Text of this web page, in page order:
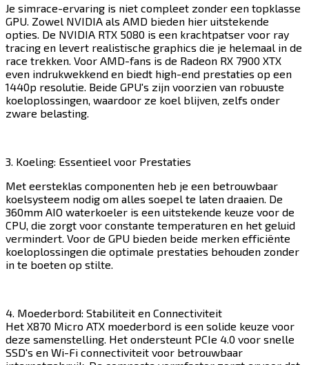
Je simrace-ervaring is niet compleet zonder een topklasse
GPU. Zowel NVIDIA als AMD bieden hier uitstekende
opties. De NVIDIA RTX 5080 is een krachtpatser voor ray
tracing en levert realistische graphics die je helemaal in de
race trekken. Voor AMD-fans is de Radeon RX 7900 XTX
even indrukwekkend en biedt high-end prestaties op een
1440p resolutie. Beide GPU's zijn voorzien van robuuste
koeloplossingen, waardoor ze koel blijven, zelfs onder
zware belasting.​​​​‌ ‍ ​‍​‍‌‍ ‌ ​‍‌‍‍‌‌‍‌ ‌‍‍‌‌‍ ‍​‍​‍​ ‍‍​‍​‍‌ ​ ‌‍​‌‌‍ ‍‌‍‍‌‌ ‌​‌ ‍‌​‍ ‍‌‍‍‌‌‍ ​‍​‍​‍ ​​‍​‍‌‍‍​‌ ​‍‌‍‌‌‌‍‌‍​‍​‍​ ‍‍​‍​‍​‍ ‌‍​‌‌‍‌​‌‍ ‌‌‍‍‌‌‍ ‍​‍ ‌‍‍‌‌‍ ‍‌ ‌​‌‍‌‌‌‍ ‍‌ ‌​​‍ ‌‍‌‌‌‍‌​‌‍‍‌‌ ‌​​‍ ‌‍ ‌‌‍ ‌‍‌​‌‍‌‌​ ‌‌ ​​‌ ​‍‌‍‌‌‌ ​ ‌‍‌‌‌‍ ‍‌ ‌​‌‍​‌‌ ‌​‌‍‍‌‌‍ ‌‍ ‍​ ‍ ‌‍‍‌‌‍‌​​ ‌​ ‌​​ ​​​ ​‍​ ‍​‌‍​ ​ ‌‍​ ‌‍‌‍​‍​‍ ‌‌‍​‌​ ‌‌​ ‌ ‌‍‌‌​‍ ‌​ ‌​​ ‌‍​ ‌‍​ ​‌​‍ ‌​ ‍​‌‍​‍​ ‍‌​ ‍​​‍ ‌‌‍​‍​ ‍​​ ‍​‌‍‌‍​ ​ ​ ​​​ ​​​ ‍​​ ‌​​ ​​‌‍​ ​ ‍​​ ‍ ‌ ‌​‌ ‍‌‌ ​​‌‍‌‌​ ‌‌‍​‍‌ ‌‌‌‍‍‌‌‍ ​‌‍‌​​ ‍ ‌ ​​‌‍​‌‌ ‌​‌‍‍​​ ‌‌‍‍‌​ ​‌​ ‍​‌‍ ‍‌‌ ‌‍ ​‌‍ ‌‍ ‍‌‍‌ ‌‌ ‌‍‌​‌‍‌‌‌ ​ ‌‍​ ​‍‌‌​ ‌‌‌​​‍‌‌ ‌‍‍ ‌‍‌‌‌ ‍‌​‍‌‌​ ​ ‌​‌​​‍‌‌​ ​ ‌​‌​​‍‌‌​ ​‍​ ​‍‌‍ ‍‌‍ ​​‍‌‌​ ​‍​ ​‍​‍‌‌​ ‌‌‌​‌​​‍ ‍‌ ‌‍‌‍​‌‌‍ ​‌ ‌‌‌‍‌‌​‍‌‌​ ‌‌‌​​‍‌‌ ‌‍‍ ‌‍‌‌‌ ‍‌​‍‌‌​ ​ ‌​‌​​‍‌‌​ ​ ‌​‌​​‍‌‌​ ​‍​ ​‍‌‍‌‌​ ​​‌‍​ ​ ‌‌​ ​‌​ ‌‌‌‍‌‌​ ‍​‌‍‌​​ ‌ ‌‍​‌​ ​​​‍‌‌​ ​‍​ ​‍​‍‌‌​ ‌‌‌​‌​​‍ ‍‌‍​ ‌‍‍​‌‍‍‌‌‍ ​‌‍‌​‌ ​‍‌‍‌‌‌‍ ‍​‍‌‌​ ‌‌‌​​‍‌‌ ‌‍‍ ‌‍‌‌‌ ‍‌​‍‌‌​ ​ ‌​‌​​‍‌‌​ ​ ‌​‌​​‍‌‌​ ​‍​ ​‍​ ‍‌​ ‌​‌‍‌‍‌‍​‌​ ​‍​ ​​​ ‌ ‌‍​‌‌‍‌‍​ ​ ​ ​‍​ ​‌​‍‌‌​ ​‍​ ​‍​‍‌‌​ ‌‌‌​‌​​‍ ‍‌ ‌​‌‍‌‌‌ ‍​‌ ‌​​ ‌‍​‍‌‍​‌‌ ​ ‌‍‌‌‌‌‌‌‌ ​‍‌‍ ​​ ‌​‍‌‌​ ​‍‌​‌‍‌‍​‌‌‍‌​‌‍ ‌‌‍‍‌‌‍ ‍​‍‌‍‌‍‍‌‌‍‌​​ ‌​ ‌​​ ​​​ ​‍​ ‍​‌‍​ ​ ‌‍​ ‌‍‌‍​‍​‍ ‌‌‍​‌​ ‌‌​ ‌ ‌‍‌‌​‍ ‌​ ‌​​ ‌‍​ ‌‍​ ​‌​‍ ‌​ ‍​‌‍​‍​ ‍‌​ ‍​​‍ ‌‌‍​‍​ ‍​​ ‍​‌‍‌‍​ ​ ​ ​​​ ​​​ ‍​​ ‌​​ ​​‌‍​ ​ ‍​​‍‌‍‌ ‌​‌ ‍‌‌ ​​‌‍‌‌​ ‌‌‍​‍‌ ‌‌‌‍‍‌‌‍ ​‌‍‌​​‍‌‍‌ ​​‌‍​‌‌ ‌​‌‍‍​​ ‌‌‍‍‌​ ​‌​ ‍​‌‍ ‍‌‌ ‌‍ ​‌‍ ‌‍ ‍‌‍‌ ‌‌ ‌‍‌​‌‍‌‌‌ ​ ‌‍​ ​‍‌‌​ ‌‌‌​​‍‌‌ ‌‍‍ ‌‍‌‌‌ ‍‌​‍‌‌​ ​ ‌​‌​​‍‌‌​ ​ ‌​‌​​‍‌‌​ ​‍​ ​‍‌‍ ‍‌‍ ​​‍‌‌​ ​‍​ ​‍​‍‌‌​ ‌‌‌​‌​​‍ ‍‌ ‌‍‌‍​‌‌‍ ​‌ ‌‌‌‍‌‌​‍‌‌​ ‌‌‌​​‍‌‌ ‌‍‍ ‌‍‌‌‌ ‍‌​‍‌‌​ ​ ‌​‌​​‍‌‌​ ​ ‌​‌​​‍‌‌​ ​‍​ ​‍‌‍‌‌​ ​​‌‍​ ​ ‌‌​ ​‌​ ‌‌‌‍‌‌​ ‍​‌‍‌​​ ‌ ‌‍​‌​ ​​​‍‌‌​ ​‍​ ​‍​‍‌‌​ ‌‌‌​‌​​‍ ‍‌‍​ ‌‍‍​‌‍‍‌‌‍ ​‌‍‌​‌ ​‍‌‍‌‌‌‍ ‍​‍‌‌​ ‌‌‌​​‍‌‌ ‌‍‍ ‌‍‌‌‌ ‍‌​‍‌‌​ ​ ‌​‌​​‍‌‌​ ​ ‌​‌​​‍‌‌​ ​‍​ ​‍​ ‍‌​ ‌​‌‍‌‍‌‍​‌​ ​‍​ ​​​ ‌ ‌‍​‌‌‍‌‍​ ​ ​ ​‍​ ​‌​‍‌‌​ ​‍​ ​‍​‍‌‌​ ‌‌‌​‌​​‍ ‍‌ ‌​‌‍‌‌‌ ‍​‌ ‌​​‍‌‍‌ ​​‌‍‌‌‌ ​‍‌ ​ ‌ ​​‌‍‌‌‌‍​ ‌ ‌​‌‍‍‌‌ ‌‍‌‍‌‌​ ‌‌ ​​‌ ‌‌‌‍​‍‌‍ ​‌‍‍‌‌ ​ ‌‍‍​‌‍‌‌‌‍‌​​‍​‍‌ ‌
3. Koeling: Essentieel voor Prestaties​​​​‌ ‍ ​‍​‍‌‍ ‌ ​‍‌‍‍‌‌‍‌ ‌‍‍‌‌‍ ‍​‍​‍​ ‍‍​‍​‍‌ ​ ‌‍​‌‌‍ ‍‌‍‍‌‌ ‌​‌ ‍‌​‍ ‍‌‍‍‌‌‍ ​‍​‍​‍ ​​‍​‍‌‍‍​‌ ​‍‌‍‌‌‌‍‌‍​‍​‍​ ‍‍​‍​‍​‍ ‌‍​‌‌‍‌​‌‍ ‌‌‍‍‌‌‍ ‍​‍ ‌‍‍‌‌‍ ‍‌ ‌​‌‍‌‌‌‍ ‍‌ ‌​​‍ ‌‍‌‌‌‍‌​‌‍‍‌‌ ‌​​‍ ‌‍ ‌‌‍ ‌‍‌​‌‍‌‌​ ‌‌ ​​‌ ​‍‌‍‌‌‌ ​ ‌‍‌‌‌‍ ‍‌ ‌​‌‍​‌‌ ‌​‌‍‍‌‌‍ ‌‍ ‍​ ‍ ‌‍‍‌‌‍‌​​ ‌​ ‌​​ ​​​ ​‍​ ‍​‌‍​ ​ ‌‍​ ‌‍‌‍​‍​‍ ‌‌‍​‌​ ‌‌​ ‌ ‌‍‌‌​‍ ‌​ ‌​​ ‌‍​ ‌‍​ ​‌​‍ ‌​ ‍​‌‍​‍​ ‍‌​ ‍​​‍ ‌‌‍​‍​ ‍​​ ‍​‌‍‌‍​ ​ ​ ​​​ ​​​ ‍​​ ‌​​ ​​‌‍​ ​ ‍​​ ‍ ‌ ‌​‌ ‍‌‌ ​​‌‍‌‌​ ‌‌‍​‍‌ ‌‌‌‍‍‌‌‍ ​‌‍‌​​ ‍ ‌ ​​‌‍​‌‌ ‌​‌‍‍​​ ‌‌‍‍‌​ ​‌​ ‍​‌‍ ‍‌‌ ‌‍ ​‌‍ ‌‍ ‍‌‍‌ ‌‌ ‌‍‌​‌‍‌‌‌ ​ ‌‍​ ​‍‌‌​ ‌‌‌​​‍‌‌ ‌‍‍ ‌‍‌‌‌ ‍‌​‍‌‌​ ​ ‌​‌​​‍‌‌​ ​ ‌​‌​​‍‌‌​ ​‍​ ​‍‌‍ ‍‌‍ ​​‍‌‌​ ​‍​ ​‍​‍‌‌​ ‌‌‌​‌​​‍ ‍‌ ‌‍‌‍​‌‌‍ ​‌ ‌‌‌‍‌‌​‍‌‌​ ‌‌‌​​‍‌‌ ‌‍‍ ‌‍‌‌‌ ‍‌​‍‌‌​ ​ ‌​‌​​‍‌‌​ ​ ‌​‌​​‍‌‌​ ​‍​ ​‍​ ​‍​ ‍‌‌‍‌​​ ​‌​ ​‍‌‍‌​​ ‌ ​ ​ ​ ‍‌​ ​ ​ ‌ ​ ​‌​‍‌‌​ ​‍​ ​‍​‍‌‌​ ‌‌‌​‌​​‍ ‍‌‍​ ‌‍‍​‌‍‍‌‌‍ ​‌‍‌​‌ ​‍‌‍‌‌‌‍ ‍​‍‌‌​ ‌‌‌​​‍‌‌ ‌‍‍ ‌‍‌‌‌ ‍‌​‍‌‌​ ​ ‌​‌​​‍‌‌​ ​ ‌​‌​​‍‌‌​ ​‍​ ​‍​ ​‍​ ‌‍​ ‌ ​ ​ ‌‍‌‌​ ​‍‌‍​‌​ ​‍‌‍​‍​ ​‌​ ‍‌​ ​‍​‍‌‌​ ​‍​ ​‍​‍‌‌​ ‌‌‌​‌​​‍ ‍‌ ‌​‌‍‌‌‌ ‍​‌ ‌​​ ‌‍​‍‌‍​‌‌ ​ ‌‍‌‌‌‌‌‌‌ ​‍‌‍ ​​ ‌​‍‌‌​ ​‍‌​‌‍‌‍​‌‌‍‌​‌‍ ‌‌‍‍‌‌‍ ‍​‍‌‍‌‍‍‌‌‍‌​​ ‌​ ‌​​ ​​​ ​‍​ ‍​‌‍​ ​ ‌‍​ ‌‍‌‍​‍​‍ ‌‌‍​‌​ ‌‌​ ‌ ‌‍‌‌​‍ ‌​ ‌​​ ‌‍​ ‌‍​ ​‌​‍ ‌​ ‍​‌‍​‍​ ‍‌​ ‍​​‍ ‌‌‍​‍​ ‍​​ ‍​‌‍‌‍​ ​ ​ ​​​ ​​​ ‍​​ ‌​​ ​​‌‍​ ​ ‍​​‍‌‍‌ ‌​‌ ‍‌‌ ​​‌‍‌‌​ ‌‌‍​‍‌ ‌‌‌‍‍‌‌‍ ​‌‍‌​​‍‌‍‌ ​​‌‍​‌‌ ‌​‌‍‍​​ ‌‌‍‍‌​ ​‌​ ‍​‌‍ ‍‌‌ ‌‍ ​‌‍ ‌‍ ‍‌‍‌ ‌‌ ‌‍‌​‌‍‌‌‌ ​ ‌‍​ ​‍‌‌​ ‌‌‌​​‍‌‌ ‌‍‍ ‌‍‌‌‌ ‍‌​‍‌‌​ ​ ‌​‌​​‍‌‌​ ​ ‌​‌​​‍‌‌​ ​‍​ ​‍‌‍ ‍‌‍ ​​‍‌‌​ ​‍​ ​‍​‍‌‌​ ‌‌‌​‌​​‍ ‍‌ ‌‍‌‍​‌‌‍ ​‌ ‌‌‌‍‌‌​‍‌‌​ ‌‌‌​​‍‌‌ ‌‍‍ ‌‍‌‌‌ ‍‌​‍‌‌​ ​ ‌​‌​​‍‌‌​ ​ ‌​‌​​‍‌‌​ ​‍​ ​‍​ ​‍​ ‍‌‌‍‌​​ ​‌​ ​‍‌‍‌​​ ‌ ​ ​ ​ ‍‌​ ​ ​ ‌ ​ ​‌​‍‌‌​ ​‍​ ​‍​‍‌‌​ ‌‌‌​‌​​‍ ‍‌‍​ ‌‍‍​‌‍‍‌‌‍ ​‌‍‌​‌ ​‍‌‍‌‌‌‍ ‍​‍‌‌​ ‌‌‌​​‍‌‌ ‌‍‍ ‌‍‌‌‌ ‍‌​‍‌‌​ ​ ‌​‌​​‍‌‌​ ​ ‌​‌​​‍‌‌​ ​‍​ ​‍​ ​‍​ ‌‍​ ‌ ​ ​ ‌‍‌‌​ ​‍‌‍​‌​ ​‍‌‍​‍​ ​‌​ ‍‌​ ​‍​‍‌‌​ ​‍​ ​‍​‍‌‌​ ‌‌‌​‌​​‍ ‍‌ ‌​‌‍‌‌‌ ‍​‌ ‌​​‍‌‍‌ ​​‌‍‌‌‌ ​‍‌ ​ ‌ ​​‌‍‌‌‌‍​ ‌ ‌​‌‍‍‌‌ ‌‍‌‍‌‌​ ‌‌ ​​‌ ‌‌‌‍​‍‌‍ ​‌‍‍‌‌ ​ ‌‍‍​‌‍‌‌‌‍‌​​‍​‍‌ ‌
Met eersteklas componenten heb je een betrouwbaar
koelsysteem nodig om alles soepel te laten draaien. De
360mm AIO waterkoeler is een uitstekende keuze voor de
CPU, die zorgt voor constante temperaturen en het geluid
vermindert. Voor de GPU bieden beide merken efficiënte
koeloplossingen die optimale prestaties behouden zonder
in te boeten op stilte.​​​​‌ ‍ ​‍​‍‌‍ ‌ ​‍‌‍‍‌‌‍‌ ‌‍‍‌‌‍ ‍​‍​‍​ ‍‍​‍​‍‌ ​ ‌‍​‌‌‍ ‍‌‍‍‌‌ ‌​‌ ‍‌​‍ ‍‌‍‍‌‌‍ ​‍​‍​‍ ​​‍​‍‌‍‍​‌ ​‍‌‍‌‌‌‍‌‍​‍​‍​ ‍‍​‍​‍​‍ ‌‍​‌‌‍‌​‌‍ ‌‌‍‍‌‌‍ ‍​‍ ‌‍‍‌‌‍ ‍‌ ‌​‌‍‌‌‌‍ ‍‌ ‌​​‍ ‌‍‌‌‌‍‌​‌‍‍‌‌ ‌​​‍ ‌‍ ‌‌‍ ‌‍‌​‌‍‌‌​ ‌‌ ​​‌ ​‍‌‍‌‌‌ ​ ‌‍‌‌‌‍ ‍‌ ‌​‌‍​‌‌ ‌​‌‍‍‌‌‍ ‌‍ ‍​ ‍ ‌‍‍‌‌‍‌​​ ‌​ ‌​​ ​​​ ​‍​ ‍​‌‍​ ​ ‌‍​ ‌‍‌‍​‍​‍ ‌‌‍​‌​ ‌‌​ ‌ ‌‍‌‌​‍ ‌​ ‌​​ ‌‍​ ‌‍​ ​‌​‍ ‌​ ‍​‌‍​‍​ ‍‌​ ‍​​‍ ‌‌‍​‍​ ‍​​ ‍​‌‍‌‍​ ​ ​ ​​​ ​​​ ‍​​ ‌​​ ​​‌‍​ ​ ‍​​ ‍ ‌ ‌​‌ ‍‌‌ ​​‌‍‌‌​ ‌‌‍​‍‌ ‌‌‌‍‍‌‌‍ ​‌‍‌​​ ‍ ‌ ​​‌‍​‌‌ ‌​‌‍‍​​ ‌‌‍‍‌​ ​‌​ ‍​‌‍ ‍‌‌ ‌‍ ​‌‍ ‌‍ ‍‌‍‌ ‌‌ ‌‍‌​‌‍‌‌‌ ​ ‌‍​ ​‍‌‌​ ‌‌‌​​‍‌‌ ‌‍‍ ‌‍‌‌‌ ‍‌​‍‌‌​ ​ ‌​‌​​‍‌‌​ ​ ‌​‌​​‍‌‌​ ​‍​ ​‍‌‍ ‍‌‍ ​​‍‌‌​ ​‍​ ​‍​‍‌‌​ ‌‌‌​‌​​‍ ‍‌ ‌‍‌‍​‌‌‍ ​‌ ‌‌‌‍‌‌​‍‌‌​ ‌‌‌​​‍‌‌ ‌‍‍ ‌‍‌‌‌ ‍‌​‍‌‌​ ​ ‌​‌​​‍‌‌​ ​ ‌​‌​​‍‌‌​ ​‍​ ​‍​ ‌‌​ ‌ ​ ​‍​ ‌‍‌‍​‍‌‍‌‌​ ​​‌‍‌‌‌‍‌​​ ​ ​ ‍‌‌‍‌‌​‍‌‌​ ​‍​ ​‍​‍‌‌​ ‌‌‌​‌​​‍ ‍‌‍​ ‌‍‍​‌‍‍‌‌‍ ​‌‍‌​‌ ​‍‌‍‌‌‌‍ ‍​‍‌‌​ ‌‌‌​​‍‌‌ ‌‍‍ ‌‍‌‌‌ ‍‌​‍‌‌​ ​ ‌​‌​​‍‌‌​ ​ ‌​‌​​‍‌‌​ ​‍​ ​‍​ ‌‌​ ​​​ ‍‌​ ‌​‌‍‌‌​ ‌​​ ​‍​ ​​​ ​‌​ ​‌‌‍‌‌​ ​​​‍‌‌​ ​‍​ ​‍​‍‌‌​ ‌‌‌​‌​​‍ ‍‌ ‌​‌‍‌‌‌ ‍​‌ ‌​​ ‌‍​‍‌‍​‌‌ ​ ‌‍‌‌‌‌‌‌‌ ​‍‌‍ ​​ ‌​‍‌‌​ ​‍‌​‌‍‌‍​‌‌‍‌​‌‍ ‌‌‍‍‌‌‍ ‍​‍‌‍‌‍‍‌‌‍‌​​ ‌​ ‌​​ ​​​ ​‍​ ‍​‌‍​ ​ ‌‍​ ‌‍‌‍​‍​‍ ‌‌‍​‌​ ‌‌​ ‌ ‌‍‌‌​‍ ‌​ ‌​​ ‌‍​ ‌‍​ ​‌​‍ ‌​ ‍​‌‍​‍​ ‍‌​ ‍​​‍ ‌‌‍​‍​ ‍​​ ‍​‌‍‌‍​ ​ ​ ​​​ ​​​ ‍​​ ‌​​ ​​‌‍​ ​ ‍​​‍‌‍‌ ‌​‌ ‍‌‌ ​​‌‍‌‌​ ‌‌‍​‍‌ ‌‌‌‍‍‌‌‍ ​‌‍‌​​‍‌‍‌ ​​‌‍​‌‌ ‌​‌‍‍​​ ‌‌‍‍‌​ ​‌​ ‍​‌‍ ‍‌‌ ‌‍ ​‌‍ ‌‍ ‍‌‍‌ ‌‌ ‌‍‌​‌‍‌‌‌ ​ ‌‍​ ​‍‌‌​ ‌‌‌​​‍‌‌ ‌‍‍ ‌‍‌‌‌ ‍‌​‍‌‌​ ​ ‌​‌​​‍‌‌​ ​ ‌​‌​​‍‌‌​ ​‍​ ​‍‌‍ ‍‌‍ ​​‍‌‌​ ​‍​ ​‍​‍‌‌​ ‌‌‌​‌​​‍ ‍‌ ‌‍‌‍​‌‌‍ ​‌ ‌‌‌‍‌‌​‍‌‌​ ‌‌‌​​‍‌‌ ‌‍‍ ‌‍‌‌‌ ‍‌​‍‌‌​ ​ ‌​‌​​‍‌‌​ ​ ‌​‌​​‍‌‌​ ​‍​ ​‍​ ‌‌​ ‌ ​ ​‍​ ‌‍‌‍​‍‌‍‌‌​ ​​‌‍‌‌‌‍‌​​ ​ ​ ‍‌‌‍‌‌​‍‌‌​ ​‍​ ​‍​‍‌‌​ ‌‌‌​‌​​‍ ‍‌‍​ ‌‍‍​‌‍‍‌‌‍ ​‌‍‌​‌ ​‍‌‍‌‌‌‍ ‍​‍‌‌​ ‌‌‌​​‍‌‌ ‌‍‍ ‌‍‌‌‌ ‍‌​‍‌‌​ ​ ‌​‌​​‍‌‌​ ​ ‌​‌​​‍‌‌​ ​‍​ ​‍​ ‌‌​ ​​​ ‍‌​ ‌​‌‍‌‌​ ‌​​ ​‍​ ​​​ ​‌​ ​‌‌‍‌‌​ ​​​‍‌‌​ ​‍​ ​‍​‍‌‌​ ‌‌‌​‌​​‍ ‍‌ ‌​‌‍‌‌‌ ‍​‌ ‌​​‍‌‍‌ ​​‌‍‌‌‌ ​‍‌ ​ ‌ ​​‌‍‌‌‌‍​ ‌ ‌​‌‍‍‌‌ ‌‍‌‍‌‌​ ‌‌ ​​‌ ‌‌‌‍​‍‌‍ ​‌‍‍‌‌ ​ ‌‍‍​‌‍‌‌‌‍‌​​‍​‍‌ ‌
4. Moederbord: Stabiliteit en Connectiviteit
Het X870 Micro ATX moederbord is een solide keuze voor
deze samenstelling. Het ondersteunt PCIe 4.0 voor snelle
SSD's en Wi-Fi connectiviteit voor betrouwbaar